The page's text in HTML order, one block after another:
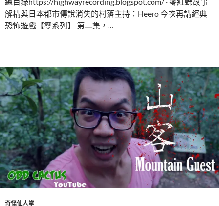
解構與日本都市傳說消失的村落主持：Heero 今次再講經典
恐怖遊戲【零系列】 第二集，…
奇怪仙人掌